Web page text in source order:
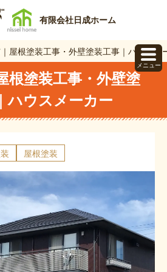
有限会社日成ホーム
屋根塗装工事・外壁塗装工事｜ハウスメ
根塗装工事・外壁塗
ハウスメーカー
屋根塗装
メニュー